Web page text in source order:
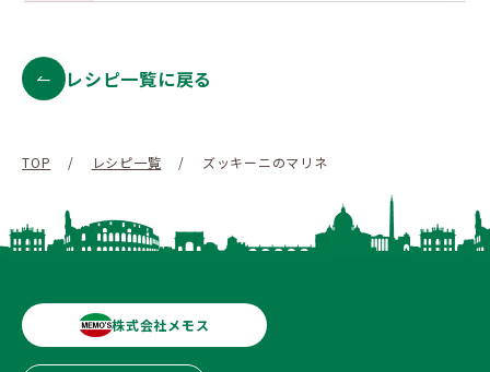
レシピ一覧に戻る
TOP / レシピ一覧 / ズッキーニのマリネ
株式会社メモス